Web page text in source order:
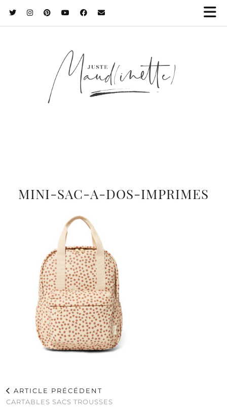
MINI-SAC-A-DOS-IMPRIMES
ARTICLE PRÉCÉDENT
CARTABLES SACS TROUSSES